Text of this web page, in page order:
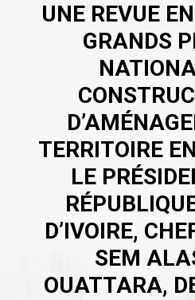
UNE REVUE
GRANDS
TERRITOIRE
LE
D’IVOIRE,
SEM
OUATTARA,